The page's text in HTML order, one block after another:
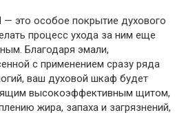
— это особое покрытие духового
процесс ухода за ним еще
Благодаря эмали,
с применением сразу ряда
ваш духовой шкаф будет
высокоэффективным щитом,
жира, запаха и загрязнений,